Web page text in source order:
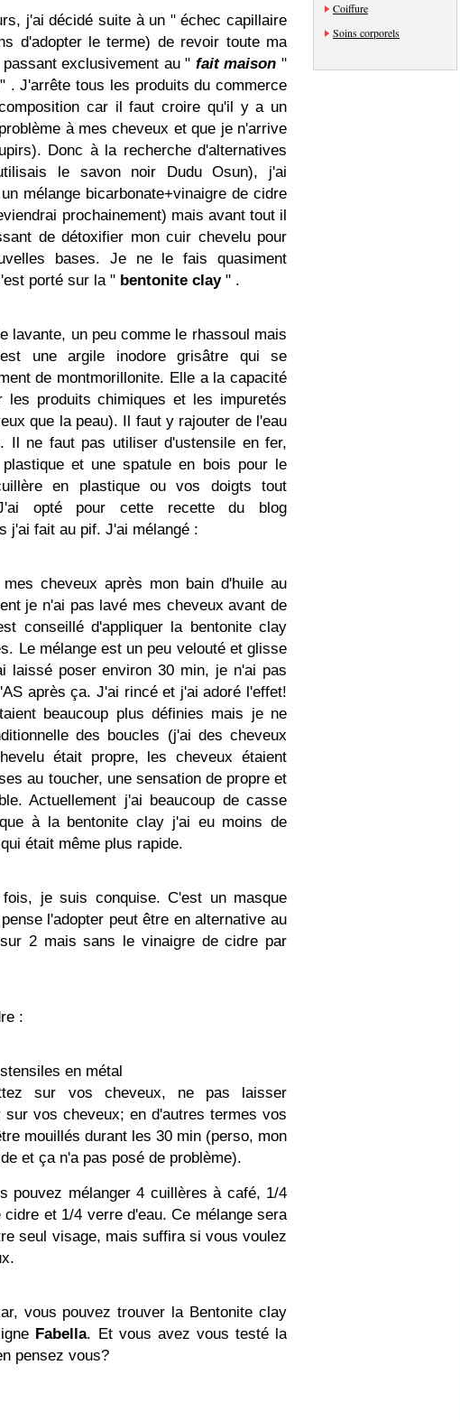
j'ai décidé suite à un " échec capillaire
d'adopter le terme) de revoir toute ma
exclusivement au " fait maison "
" . J'arrête tous les produits du commerce
car il faut croire qu'il y a un
à mes cheveux et que je n'arrive
Donc à la recherche d'alternatives
le savon noir Dudu Osun), j'ai
mélange bicarbonate+vinaigre de cidre
prochainement) mais avant tout il
de détoxifier mon cuir chevelu pour
bases. Je ne le fais quasiment
porté sur la " bentonite clay" .
lavante, un peu comme le rhassoul mais
une argile inodore grisâtre qui se
de montmorillonite. Elle a la capacité
les produits chimiques et les impuretés
que la peau). Il faut y rajouter de l'eau
Il ne faut pas utiliser d'ustensile en fer,
et une spatule en bois pour le
en plastique ou vos doigts tout
opté pour cette recette du blog
j'ai fait au pif. J'ai mélangé :
cheveux après mon bain d'huile au
je n'ai pas lavé mes cheveux avant de
conseillé d'appliquer la bentonite clay
Le mélange est un peu velouté et glisse
laissé poser environ 30 min, je n'ai pas
après ça. J'ai rincé et j'ai adoré l'effet!
beaucoup plus définies mais je ne
des boucles (j'ai des cheveux
était propre, les cheveux étaient
au toucher, une sensation de propre et
Actuellement j'ai beaucoup de casse
à la bentonite clay j'ai eu moins de
était même plus rapide.
je suis conquise. C'est un masque
l'adopter peut être en alternative au
2 mais sans le vinaigre de cidre par
:
en métal
sur vos cheveux, ne pas laisser
sur vos cheveux; en d'autres termes vos
mouillés durant les 30 min (perso, mon
et ça n'a pas posé de problème).
pouvez mélanger 4 cuillères à café, 1/4
et 1/4 verre d'eau. Ce mélange sera
seul visage, mais suffira si vous voulez
vous pouvez trouver la Bentonite clay
Fabella. Et vous avez vous testé la
pensez vous?
Coiffure
Soins corporels